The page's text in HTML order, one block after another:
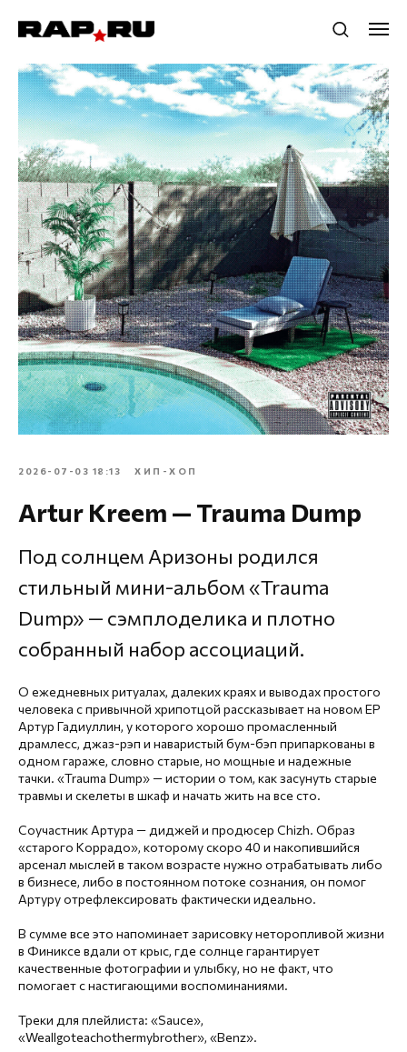
2026-07-03 18:13 ХИП-ХОП
Artur Kreem — Trauma Dump
Под солнцем Аризоны родился
стильный мини-альбом «Trauma
Dump» — сэмплоделика и плотно
собранный набор ассоциаций.
О ежедневных ритуалах, далеких краях и выводах простого
человека с привычной хрипотцой рассказывает на новом EP
Артур Гадиуллин, у которого хорошо промасленный
драмлесс, джаз-рэп и наваристый бум-бэп припаркованы в
одном гараже, словно старые, но мощные и надежные
тачки. «Trauma Dump» — истории о том, как засунуть старые
травмы и скелеты в шкаф и начать жить на все сто.
Соучастник Артура — диджей и продюсер Chizh. Образ
«старого Коррадо», которому скоро 40 и накопившийся
арсенал мыслей в таком возрасте нужно отрабатывать либо
в бизнесе, либо в постоянном потоке сознания, он помог
Артуру отрефлексировать фактически идеально.
В сумме все это напоминает зарисовку неторопливой жизни
в Финиксе вдали от крыс, где солнце гарантирует
качественные фотографии и улыбку, но не факт, что
помогает с настигающими воспоминаниями.
Треки для плейлиста: «Sauce»,
«Weallgoteachothermybrother», «Benz».